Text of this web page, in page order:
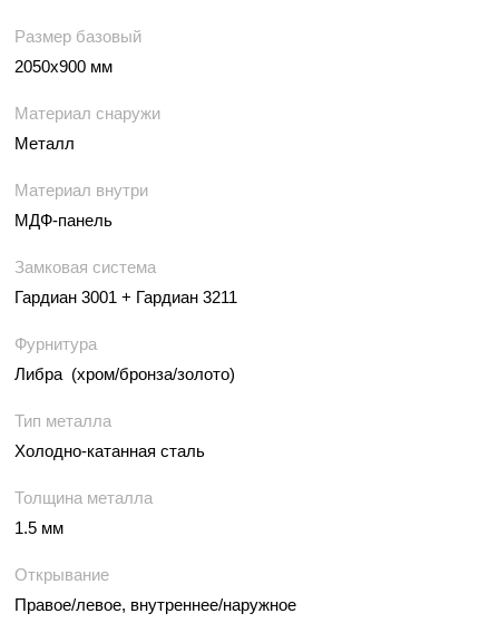
Размер базовый
2050х900 мм
Материал снаружи
Металл
Материал внутри
МДФ-панель
Замковая система
Гардиан 3001 + Гардиан 3211
Фурнитура
Либра (хром/бронза/золото)
Тип металла
Холодно-катанная сталь
Толщина металла
1.5 мм
Открывание
Правое/левое, внутреннее/наружное